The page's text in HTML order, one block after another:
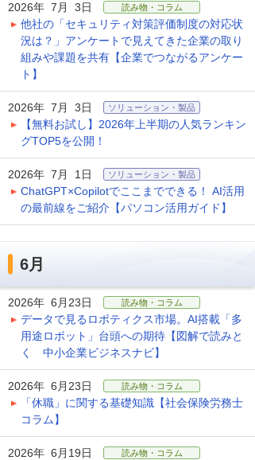
2026年 7月 3日 読み物・コラム
他社の「セキュリティ対策評価制度の対応状
況は？」アンケートで見えてきた企業の取り
組みや課題を共有【企業でつながるアンケー
ト】
2026年 7月 3日 ソリューション・製品
【無料お試し】2026年上半期の人気ランキン
グTOP5を公開！
2026年 7月 1日 ソリューション・製品
ChatGPT×Copilotでここまでできる！ AI活用
の最前線をご紹介【パソコン活用ガイド】
6月
2026年 6月23日 読み物・コラム
データで見るロボティクス市場。AI搭載「多
用途ロボット」台頭への期待【図解で読みと
く 中小企業ビジネスナビ】
2026年 6月23日 読み物・コラム
「休職」に関する基礎知識【社会保険労務士
コラム】
2026年 6月19日 読み物・コラム